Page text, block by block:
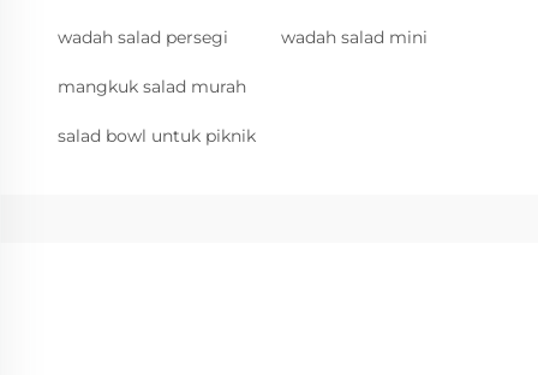
wadah salad persegi wadah salad mini
mangkuk salad murah
salad bowl untuk piknik